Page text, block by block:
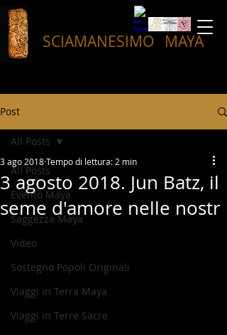
SCIAMANESIMO MAYA
Post
All Posts
Evento Maya
Saggezza Maya
Video
Sostegno Popoli Originali
Viaggi in Terra Maya
Viaggi in Terre Sacre
All Posts
3 agosto 2018. Jun Batz, il
seme d'amore nelle nostr
3 ago 2018Tempo di lettura: 2 min